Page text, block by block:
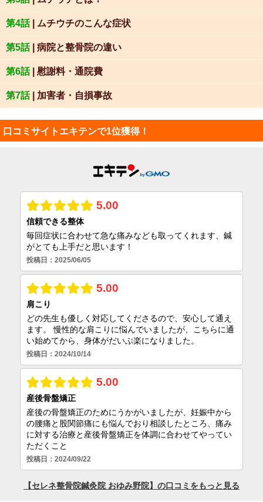
第4話| ムチウチのこんな症状
第5話| 病院と整骨院の違い
第6話| 慰謝料・通院費
第7話| 加害者・自損事故
口コミサイトエキテンで1位獲得！